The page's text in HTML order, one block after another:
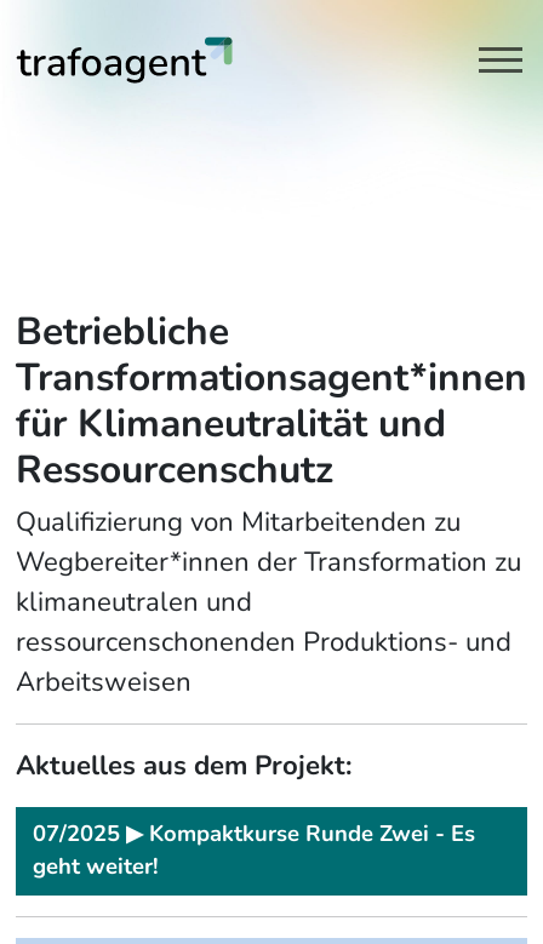
Betriebliche
Transformationsagent*innen
für Klimaneutralität und
Ressourcenschutz
Qualifizierung von Mitarbeitenden zu
Wegbereiter*innen der Transformation zu
klimaneutralen und
ressourcenschonenden Produktions- und
Arbeitsweisen
Aktuelles aus dem Projekt:
07/2025 ▶ Kompaktkurse Runde Zwei - Es
geht weiter!